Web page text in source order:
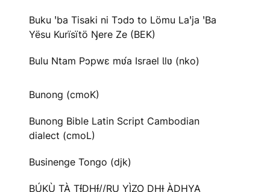
Buku ꞌba Tisaki ni Tɔdɔ to Lömu Laꞌja ꞌBa
Yësu Kurïsïtö Ŋere Ze (BEK)
Bulu Ntam Pɔpwɛ mʋ́a Israel Ɩlʋ (nko)
Bunong (cmoK)
Bunong Bible Latin Script Cambodian
dialect (cmoL)
Businenge Tongo (djk)
BÚKÙ TÀ TƗ́DHƗ́//RU YÌZO DHƗ ÀDHYA